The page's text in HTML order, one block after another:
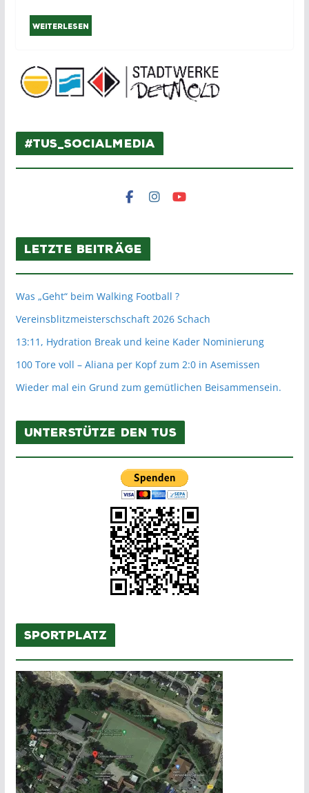
Weiterlesen
#TuS_SocialMedia
Letzte Beiträge
Was „Geht“ beim Walking Football ?
Vereinsblitzmeisterschschaft 2026 Schach
13:11, Hydration Break und keine Kader Nominierung
100 Tore voll – Aliana per Kopf zum 2:0 in Asemissen
Wieder mal ein Grund zum gemütlichen Beisammensein.
Unterstütze den TuS
Sportplatz